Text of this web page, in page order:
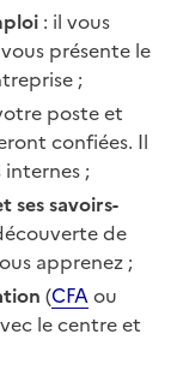
: il vous
présente le
;
poste et
confiées. Il
internes ;
ses savoirs-
de
apprenez ;
(CFAou
le centre et